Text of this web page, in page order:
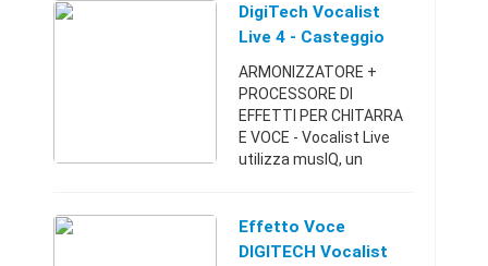
perfette, usato
pochissimo. Causa:
...
DigiTech Vocalist
Live 4 - Casteggio
(Pavia)
ARMONIZZATORE +
PROCESSORE DI
EFFETTI PER CHITARRA
E VOCE - Vocalist Live
utilizza musIQ, un
suonata da qualsiasi
chitarra -acustica o
Effetto Voce
DIGITECH Vocalist